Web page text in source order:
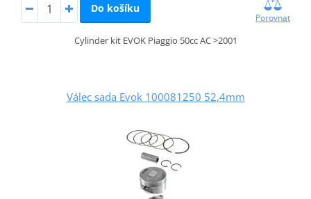
Do košíku
Porovnat
Cylinder kit EVOK Piaggio 50cc AC >2001
Válec sada Evok 100081250 52,4mm